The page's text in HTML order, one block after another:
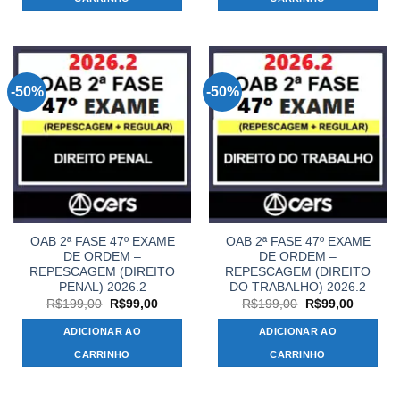
-50%
OAB 2ª FASE 47º EXAME
DE ORDEM –
REPESCAGEM (DIREITO
PENAL) 2026.2
R$199,00
O
original
era:
R$199,00.
R$99,00O
ADICIONAR AO
CARRINHO
-50%
OAB 2ª FASE 47º EXAME
DE ORDEM –
REPESCAGEM (DIREITO
DO TRABALHO) 2026.2
R$199,00
O
original
era:
R$199,00.
R$99,00O
ADICIONAR AO
CARRINHO